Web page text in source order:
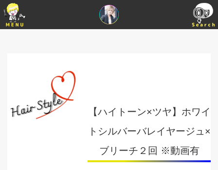
【ハイトーン×ツヤ】ホワイ
トシルバーバレイヤージュ×
ブリーチ２回 ※動画有